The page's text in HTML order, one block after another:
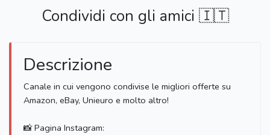
Condividi con gli amici 🇮🇹
Descrizione
Canale in cui vengono condivise le migliori offerte su
Amazon, eBay, Unieuro e molto altro!
📸 Pagina Instagram: